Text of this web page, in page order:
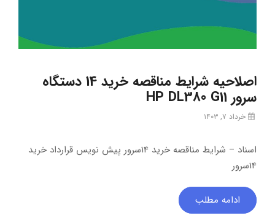
اصلاحیه شرایط مناقصه خرید 14 دستگاه
سرور HP DL380 G11
خرداد ۷, ۱۴۰۳
اسناد – شرایط مناقصه خرید 14سرور پیش نویس قرارداد خرید
14سرور
ادامه مطلب